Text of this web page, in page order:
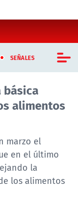
SEÑALES
alimentos
marzo el
en el último
la
los alimentos